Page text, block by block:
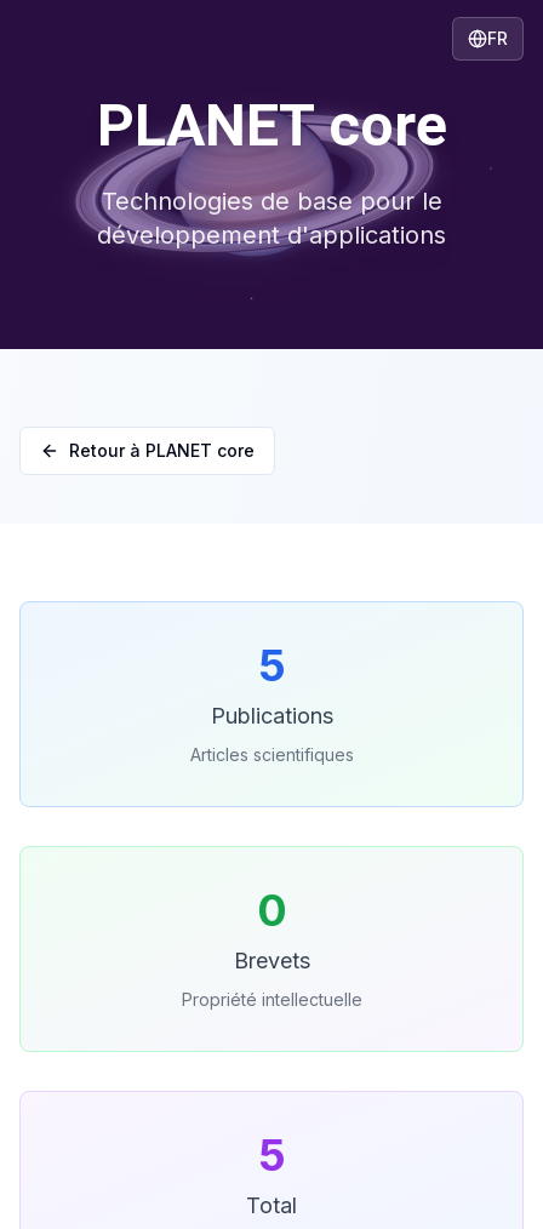
FR
PLANET core
Technologies de base pour le
développement d'applications
Retour à PLANET core
5
Publications
Articles scientifiques
0
Brevets
Propriété intellectuelle
5
Total